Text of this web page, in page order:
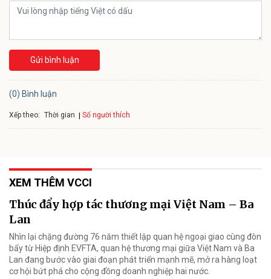
Gửi bình luận
(0) Bình luận
Xếp theo: Thời gian Số người thích
XEM THÊM VCCI
Thúc đẩy hợp tác thương mại Việt Nam – Ba
Lan
Nhìn lại chặng đường 76 năm thiết lập quan hệ ngoại giao cùng đòn
bẩy từ Hiệp định EVFTA, quan hệ thương mại giữa Việt Nam và Ba
Lan đang bước vào giai đoạn phát triển mạnh mẽ, mở ra hàng loạt
cơ hội bứt phá cho cộng đồng doanh nghiệp hai nước.